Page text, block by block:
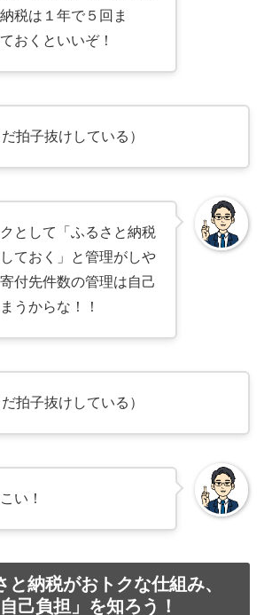
税は１年で５回ま
おくといいぞ！
だ拍子抜けしている）
として「ふるさと納税
ておく」と管理がしや
付先件数の管理は自己
うからな！！
だ拍子抜けしている）
い！
納税がおトクな仕組み、
己負担」を知ろう！